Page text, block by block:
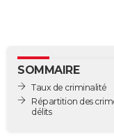
BONS PLANS
CARTE DE VOEUX
SOMMAIRE
Taux de criminalité
Répartition des
délits